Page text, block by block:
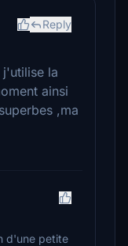
Reply
la
ainsi
,ma
d'une petite